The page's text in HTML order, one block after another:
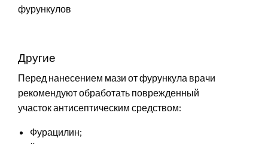
Другие
Перед нанесением мази от фурункула врачи
рекомендуют обработать поврежденный
участок антисептическим средством:
Фурацилин;